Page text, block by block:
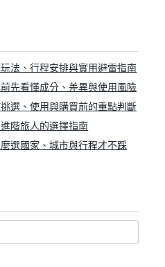
法、行程安排與實用避雷指南
先看懂成分、差異與使用風險
選、使用與購買前的重點判斷
階旅人的選擇指南
選國家、城市與行程才不踩